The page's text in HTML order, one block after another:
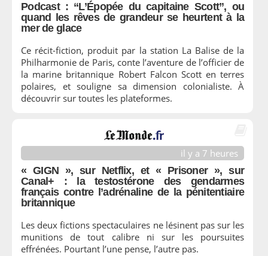
Podcast : “L’Épopée du capitaine Scott”, ou
quand les rêves de grandeur se heurtent à la
mer de glace
Ce récit-fiction, produit par la station La Balise de la
Philharmonie de Paris, conte l’aventure de l’officier de
la marine britannique Robert Falcon Scott en terres
polaires, et souligne sa dimension colonialiste. À
découvrir sur toutes les plateformes.
il y a 7 heures
« GIGN », sur Netflix, et « Prisoner », sur
Canal+ : la testostérone des gendarmes
français contre l’adrénaline de la pénitentiaire
britannique
Les deux fictions spectaculaires ne lésinent pas sur les
munitions de tout calibre ni sur les poursuites
effrénées. Pourtant l’une pense, l’autre pas.